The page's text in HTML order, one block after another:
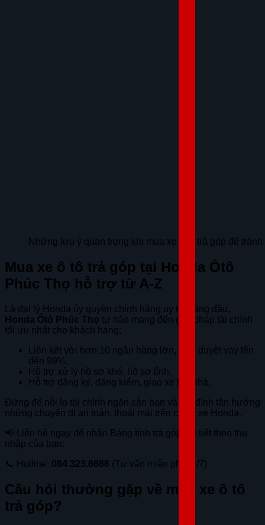
Những lưu ý quan trọng khi mua xe ô tô trả góp để tránh
Mua xe ô tô trả góp tại Honda Ôtô
Phúc Thọ hỗ trợ từ A-Z
Là đại lý Honda ủy quyền chính hãng uy tín hàng đầu,
Honda Ôtô Phúc Thọ tự hào mang đến giải pháp tài chính
tối ưu nhất cho khách hàng:
Liên kết với hơn 10 ngân hàng lớn, tỷ lệ duyệt vay lên
đến 99%.
Hỗ trợ xử lý hồ sơ khó, hồ sơ tỉnh.
Hỗ trợ đăng ký, đăng kiểm, giao xe tận nhà.
Đừng để nỗi lo tài chính ngăn cản bạn và gia đình tận hưởng
những chuyến đi an toàn, thoải mái trên chiếc xe Honda.
📢 Liên hệ ngay để nhận Bảng tính trả góp chi tiết theo thu
nhập của bạn:
📞 Hotline: 084.323.6666 (Tư vấn miễn phí 24/7)
Câu hỏi thường gặp về mua xe ô tô
trả góp?